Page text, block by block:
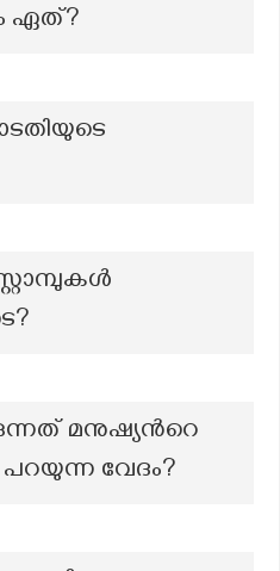
ഏത്?
മനുഷ്യന്‍റെ
വേദം?